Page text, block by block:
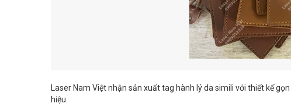
Laser Nam Việt nhận sản xuất tag hành lý da simili với thiết kế
hiệu.